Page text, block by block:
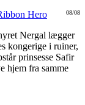
08/08
Hero
Nergal lægger
kongerige i ruiner,
prinsesse Safir
hjem fra samme